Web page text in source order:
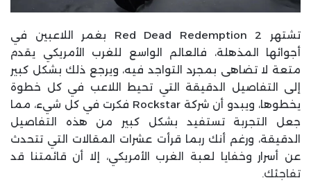
تشتهر Red Dead Redemption 2 بغمر اللاعبين في
أجوائها المذهلة، فالعالم الواسع للغرب الأمريكي يقدم
متعة لا تضاهى بمجرد التواجد فيه، ويرجع ذلك بشكل كبير
إلى التفاصيل الدقيقة التي تحيط اللاعب في كل خطوة
يخطوها، ويبدو أن شركة Rockstar فكرت في كل شيء، مما
جعل التجربة تستفيد بشكل كبير من هذه التفاصيل
الدقيقة، ورغم أنك ربما قرأت عشرات المقالات التي تتحدث
عن أسرار وخفايا لعبة الغرب الأمريكي، إلا أن قائمتنا قد
تفاجئك.